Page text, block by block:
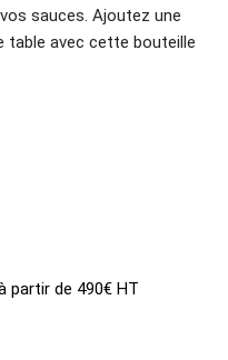
sauces. Ajoutez une
table avec cette bouteille
partir de 490€ HT